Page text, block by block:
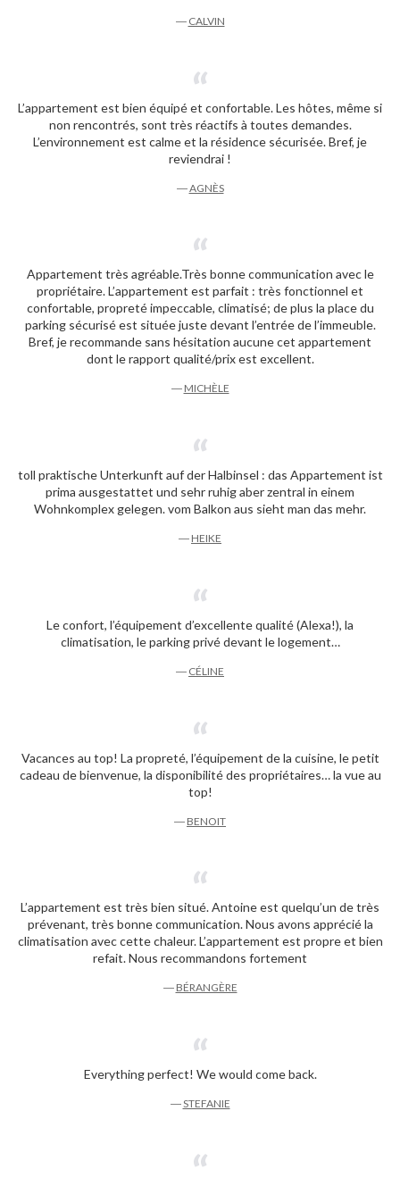
― CALVIN
L’appartement est bien équipé et confortable. Les hôtes, même si
non rencontrés, sont très réactifs à toutes demandes.
L’environnement est calme et la résidence sécurisée. Bref, je
reviendrai !
―AGNÈS
Appartement très agréable.Très bonne communication avec le
propriétaire. L’appartement est parfait : très fonctionnel et
confortable, propreté impeccable, climatisé; de plus la place du
parking sécurisé est située juste devant l’entrée de l’immeuble.
Bref, je recommande sans hésitation aucune cet appartement
dont le rapport qualité/prix est excellent.
― MICHÈLE
toll praktische Unterkunft auf der Halbinsel : das Appartement ist
prima ausgestattet und sehr ruhig aber zentral in einem
Wohnkomplex gelegen. vom Balkon aus sieht man das mehr.
― HEIKE
Le confort, l’équipement d’excellente qualité (Alexa!), la
climatisation, le parking privé devant le logement…
― CÉLINE
Vacances au top! La propreté, l’équipement de la cuisine, le petit
cadeau de bienvenue, la disponibilité des propriétaires… la vue au
top!
― BENOIT
L’appartement est très bien situé. Antoine est quelqu’un de très
prévenant, très bonne communication. Nous avons apprécié la
climatisation avec cette chaleur. L’appartement est propre et bien
refait. Nous recommandons fortement
― BÉRANGÈRE
Everything perfect! We would come back.
―STEFANIE